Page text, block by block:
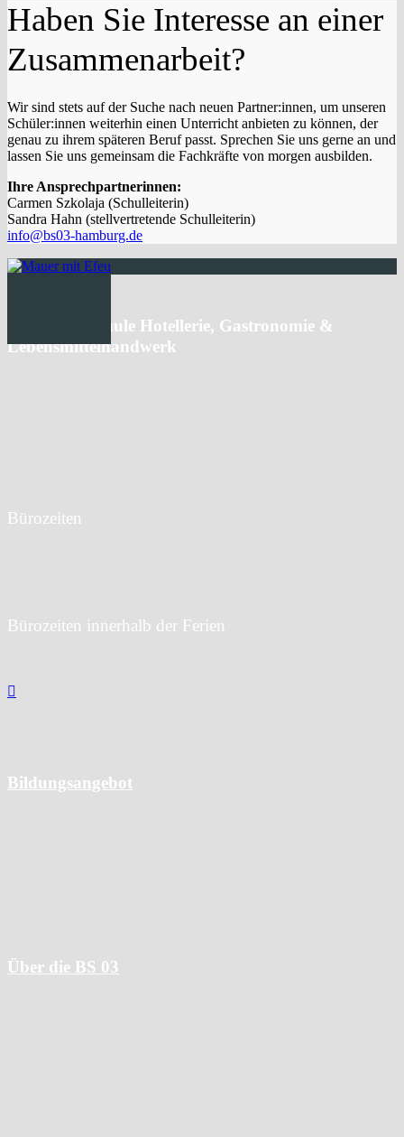
Haben Sie Interesse an einer
Zusammenarbeit?
Wir sind stets auf der Suche nach neuen Partner:innen, um unseren
Schüler:innen weiterhin einen Unterricht anbieten zu können, der
genau zu ihrem späteren Beruf passt. Sprechen Sie uns gerne an und
lassen Sie uns gemeinsam die Fachkräfte von morgen ausbilden.
Ihre Ansprechpartnerinnen:
Carmen Szkolaja (Schulleiterin)
Sandra Hahn (stellvertretende Schulleiterin)
info@bs03-hamburg.de
Berufliche Schule Hotellerie, Gastronomie &
Lebensmittelhandwerk
Bürozeiten
Bürozeiten innerhalb der Ferien

Bildungsangebot
Über die BS 03